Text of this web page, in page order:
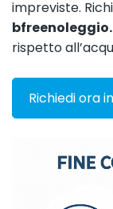
impreviste.
rispetto
Richiedi ora